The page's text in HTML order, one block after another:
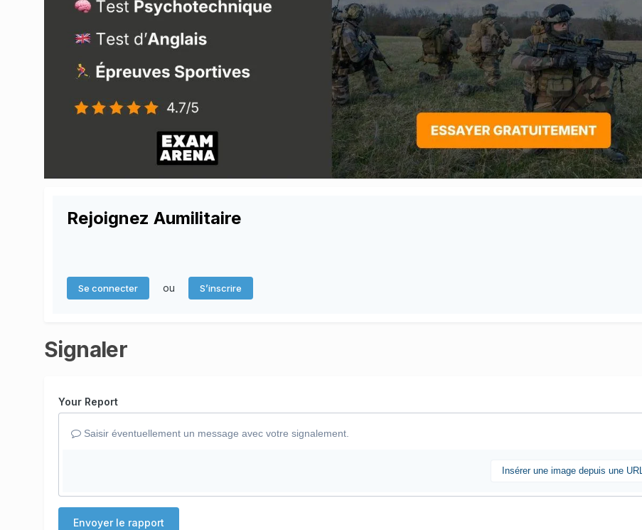
Rejoignez Aumilitaire
Se connecter ou S’inscrire
Signaler
Your Report
Saisir éventuellement un message avec votre signalement.
Insérer une image depuis une URL
Envoyer le rapport